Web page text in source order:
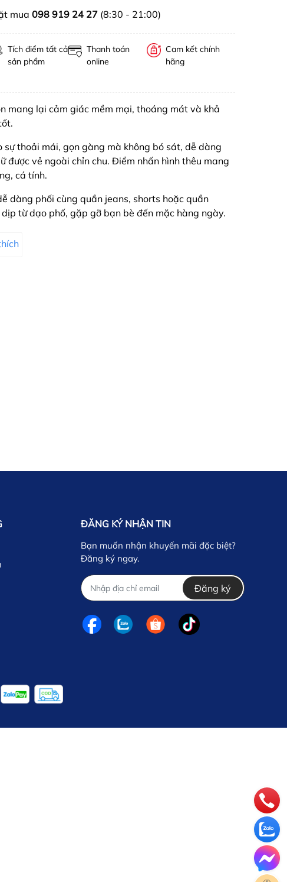
mua 098 919 24 27(8:30 - 21:00)
Tích điểm tất cả
sản phẩm
Thanh toán
online
Cam kết chính
hãng
mang lại cảm giác mềm mại, thoáng mát và khả
sự thoải mái, gọn gàng mà không bó sát, dễ dàng
được vẻ ngoài chỉn chu. Điểm nhấn hình thêu mang
cá tính.
dàng phối cùng quần jeans, shorts hoặc quần
từ dạo phố, gặp gỡ bạn bè đến mặc hàng ngày.
ĐĂNG KÝ NHẬN TIN
Bạn muốn nhận khuyến mãi đặc biệt?
Đăng ký ngay.
Đăng ký